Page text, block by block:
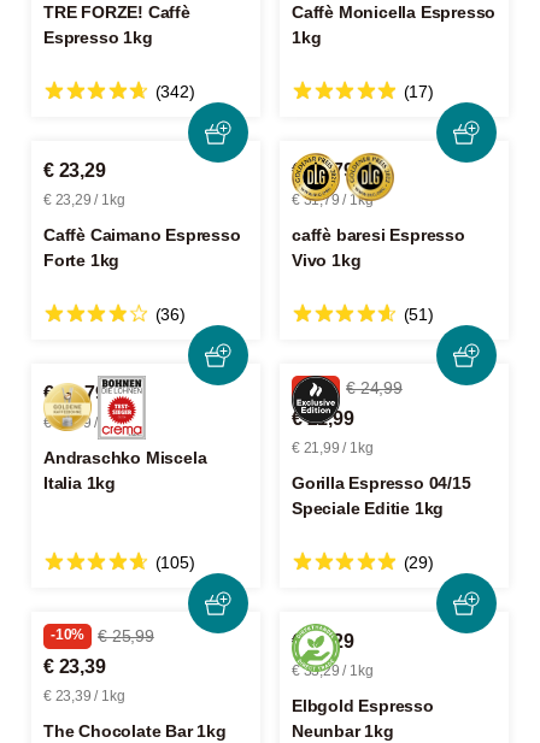
TRE FORZE! Caffè
Espresso 1kg
(342)
Caffè Monicella Espresso
1kg
(17)
€ 23,29
€ 23,29 / 1kg
Caffè Caimano Espresso
Forte 1kg
(36)
€ 31,79
€ 31,79 / 1kg
caffè baresi Espresso
Vivo 1kg
(51)
€ 32,79
€ 32,79 / 1kg
Andraschko Miscela
Italia 1kg
(105)
-12% € 24,99
€ 21,99
€ 21,99 / 1kg
Gorilla Espresso 04/15
Speciale Editie 1kg
(29)
-10% € 25,99
€ 23,39
€ 23,39 / 1kg
The Chocolate Bar 1kg
€ 33,29
€ 33,29 / 1kg
Elbgold Espresso
Neunbar 1kg